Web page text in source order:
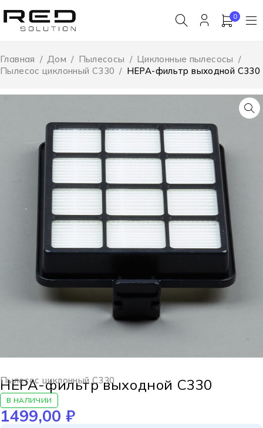
0
Главная / Дом / Пылесосы / Циклонные пылесосы /
Пылесос циклонный C330 / HEPA-фильтр выходной C330
Пылесос циклонный C330
HEPA-фильтр выходной C330
В НАЛИЧИИ
1499,00 ₽